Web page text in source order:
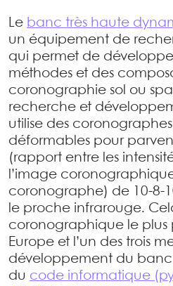
Le banc très haute
un équipement de
qui permet de
méthodes et des
coronographie sol ou
recherche et
utilise des
déformables pour
(rapport entre les
l’image
coronographe) de 10-8-
le proche infrarouge.
coronographique le plus
Europe et l’un des trois
développement du
du code informatique